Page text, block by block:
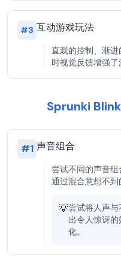
#3 互动游戏玩法
直观的控制、渐
时视觉反馈增强了
Sprunki
#1 声音组合
尝试不同的声音组
通过混合意想不到
💡尝试将人声
出令人惊讶
化。